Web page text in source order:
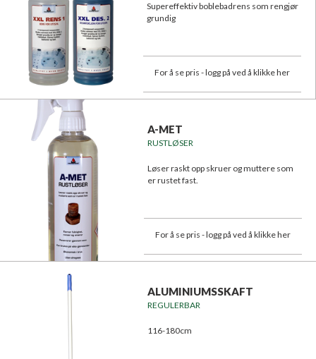
Supereffektiv boblebadrens som rengjør
grundig
For å se pris - logg på ved å klikke her
A-MET
RUSTLØSER
Løser raskt opp skruer og muttere som
er rustet fast.
For å se pris - logg på ved å klikke her
ALUMINIUMSSKAFT
REGULERBAR
116-180cm